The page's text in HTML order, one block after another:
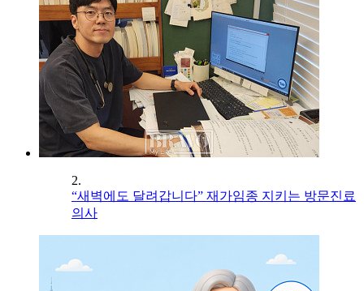
2.
“새벽에도 달려갑니다” 재가임종 지키는 방문진료
의사